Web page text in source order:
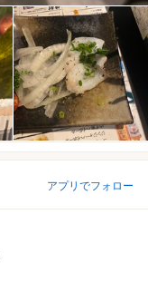
アプリでフォロー